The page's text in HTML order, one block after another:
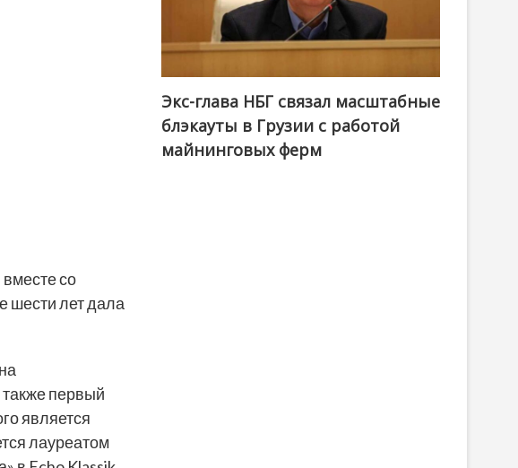
со
шести лет дала
первый
является
лауреатом
Экс-глава НБГ связал масштабные
блэкауты в Грузии с работой
майнинговых ферм